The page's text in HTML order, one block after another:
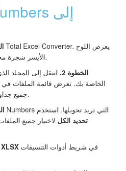
الأيسر شجرة مجلدات للتنقل السريع.
الخطوة 2.
انتقل إلى المجلد
جميع جداول البيانات المدعومة.
حدد ملفات Numbers التي تريد تحويلها. استخدم
تحديد الكل لاختيار جميع
XLSX